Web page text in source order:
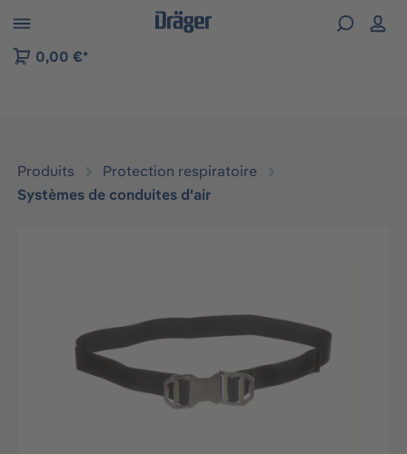
to B2B platform navigation
0,00 €*
Produits
Protection respiratoire
Systèmes de conduites d'air